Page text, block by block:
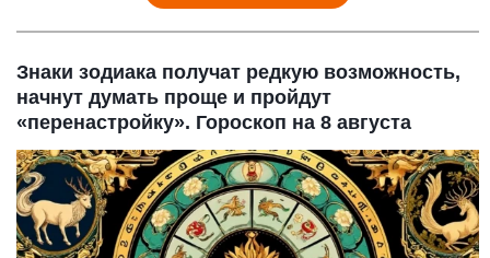
Знаки зодиака получат редкую возможность,
начнут думать проще и пройдут
«перенастройку». Гороскоп на 8 августа